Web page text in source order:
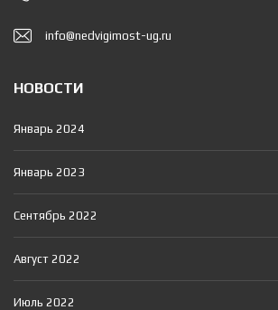
info@nedvigimost-ug.ru
НОВОСТИ
Январь 2024
Январь 2023
Сентябрь 2022
Август 2022
Июль 2022